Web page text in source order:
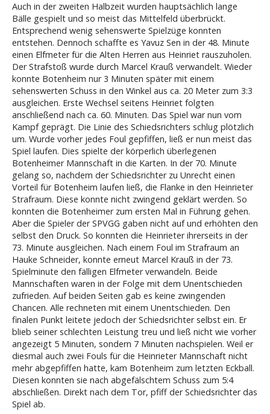
Auch in der zweiten Halbzeit wurden hauptsächlich lange
Bälle gespielt und so meist das Mittelfeld überbrückt.
Entsprechend wenig sehenswerte Spielzüge konnten
entstehen. Dennoch schaffte es Yavuz Sen in der 48. Minute
einen Elfmeter für die Alten Herren aus Heinriet rauszuholen.
Der Strafstoß wurde durch Marcel Krauß verwandelt. Wieder
konnte Botenheim nur 3 Minuten später mit einem
sehenswerten Schuss in den Winkel aus ca. 20 Meter zum 3:3
ausgleichen. Erste Wechsel seitens Heinriet folgten
anschließend nach ca. 60. Minuten. Das Spiel war nun vom
Kampf geprägt. Die Linie des Schiedsrichters schlug plötzlich
um. Wurde vorher jedes Foul gepfiffen, ließ er nun meist das
Spiel laufen. Dies spielte der körperlich überlegenen
Botenheimer Mannschaft in die Karten. In der 70. Minute
gelang so, nachdem der Schiedsrichter zu Unrecht einen
Vorteil für Botenheim laufen ließ, die Flanke in den Heinrieter
Strafraum. Diese konnte nicht zwingend geklärt werden. So
konnten die Botenheimer zum ersten Mal in Führung gehen.
Aber die Spieler der SPVGG gaben nicht auf und erhöhten den
selbst den Druck. So konnten die Heinrieter ihrerseits in der
73. Minute ausgleichen. Nach einem Foul im Strafraum an
Hauke Schneider, konnte erneut Marcel Krauß in der 73.
Spielminute den fälligen Elfmeter verwandeln. Beide
Mannschaften waren in der Folge mit dem Unentschieden
zufrieden. Auf beiden Seiten gab es keine zwingenden
Chancen. Alle rechneten mit einem Unentschieden. Den
finalen Punkt leitete jedoch der Schiedsrichter selbst ein. Er
blieb seiner schlechten Leistung treu und ließ nicht wie vorher
angezeigt 5 Minuten, sondern 7 Minuten nachspielen. Weil er
diesmal auch zwei Fouls für die Heinrieter Mannschaft nicht
mehr abgepfiffen hatte, kam Botenheim zum letzten Eckball.
Diesen konnten sie nach abgefälschtem Schuss zum 5:4
abschließen. Direkt nach dem Tor, pfiff der Schiedsrichter das
Spiel ab.